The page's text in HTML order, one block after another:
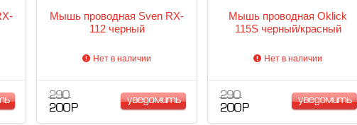
Мышь проводная Sven RX-
112 черный
Нет в наличии
290
200 Р
уведомить
Мышь проводная Oklick
115S черный/красный
Нет в наличии
290
200 Р
уведомить